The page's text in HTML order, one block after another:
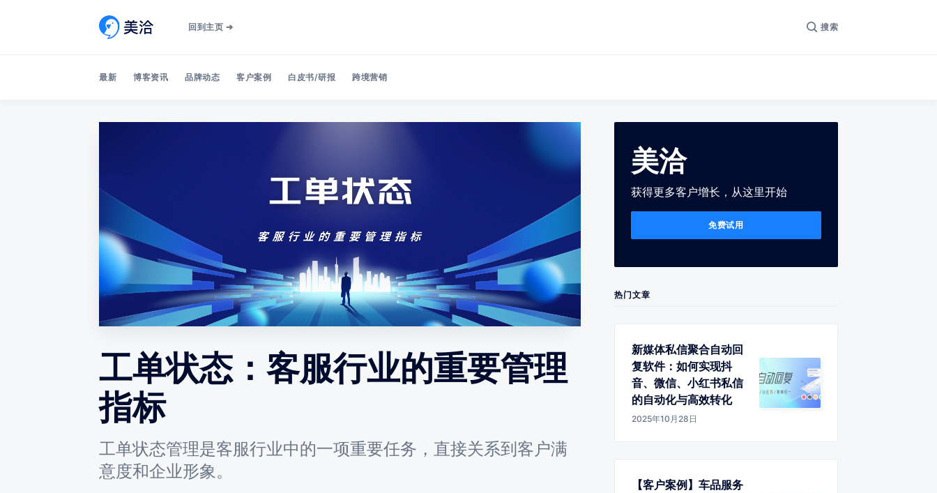
回到主页 ➔ 搜索
最新 博客资讯 品牌动态 客户案例 白皮书/研报 跨境营销
工单状态：客服行业的重要管理
指标
工单状态管理是客服行业中的一项重要任务，直接关系到客户满
意度和企业形象。
美洽
获得更多客户增长，从这里开始
免费试用
热门文章
新媒体私信聚合自动回
复软件：如何实现抖
音、微信、小红书私信
的自动化与高效转化
2025年10月28日
【客户案例】车品服务